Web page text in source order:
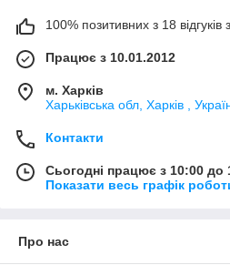
100% позитивних з 18 відгуків
Працює з 10.01.2012
м. Харків
Харьківська обл, Харків ,
Контакти
Сьогодні працює з 10:00 до
Показати весь графік
Про нас